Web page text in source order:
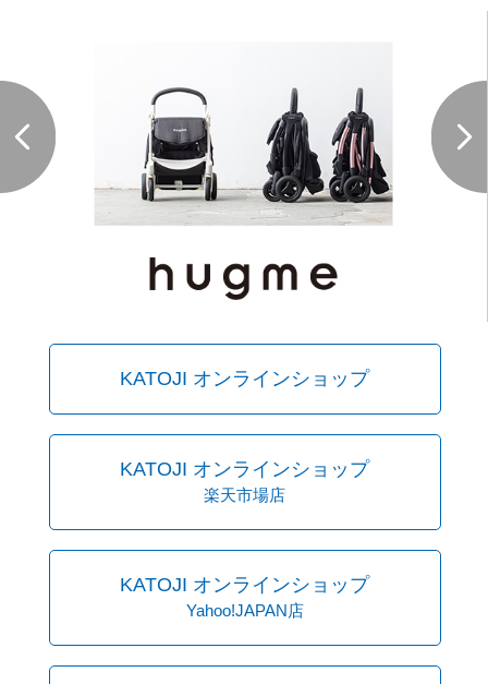
KATOJI オンラインショップ
KATOJI オンラインショップ
楽天市場店
KATOJI オンラインショップ
Yahoo!JAPAN店